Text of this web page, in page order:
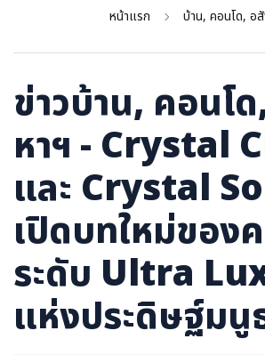
หน้าแรก บ้าน, คอนโด, อ
ข่าวบ้าน, คอนโ
หาฯ - Crystal
และ Crystal
เปิดบทใหม่ของ
ระดับ Ultra
แห่งประดิษฐ์มนู